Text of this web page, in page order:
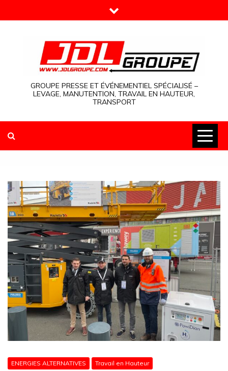
to
GROUPE PRESSE ET ÉVÉNEMENTIEL SPÉCIALISÉ –
LEVAGE, MANUTENTION, TRAVAIL EN HAUTEUR,
TRANSPORT
ENERGIES ALTERNATIVES Travail en Hauteur